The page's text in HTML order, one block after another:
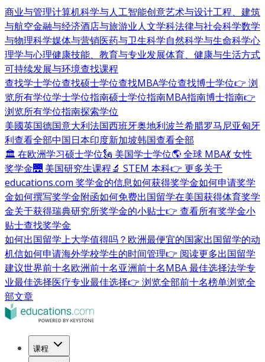
商业与管理计算机科学与人工智能创意艺术与设计工程、建筑
与航空金融与经济酒店与旅游业人文学科法律与社会科学数学
与物理科学媒体与营销医药与卫生科学自然科学与生命科学心
理学与心理健康技能、教育与专业发展体育、健康与生活方式
可持续发展与环境查找课程
查找学士学位查找硕士学位查找MBA学位查找博士学位👉 浏
览所有学位学士学位指南硕士学位指南MBA指南博士指南👉
浏览所有学位指南探索学位
美國英国德国意大利法国西班牙奥地利波兰希腊罗马尼亚匈牙
利查看全部中国日本印度新加坡韩国查看全部
🏛 在欧洲学习硕士学位🗽 美国学士学位🌎 全球 MBA💃 女性
奖学金🌉 美国研究生课程🔬 STEM 本科👉 更多关于
educations.com 奖学金的信息如何获得奖学金如何申请奖学
金如何撰写奖学金附函如何免费出国留学在美国获得体育奖学
金关于获得瑞典研究所奖学金的小贴士👉 查看所有奖学金小
贴士查找奖学金
如何出国留学上大学值得吗？ 欧洲最便宜的国家出国留学的动
机信如何申请海外学校学生的时间管理👉 阅读更多出国留学
建议世界前十名欧洲前十名亚洲前十名MBA 最佳选择法学专
业最佳选择医疗专业最佳选择👉 浏览全部前十名榜单浏览全
部文章
课程